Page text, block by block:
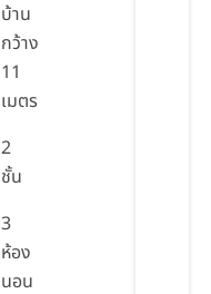
บ้าน
กว้าง
11
เมตร
2
ชั้น
3
ห้อง
นอน